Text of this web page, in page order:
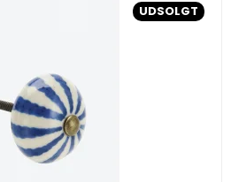
UDSOLGT